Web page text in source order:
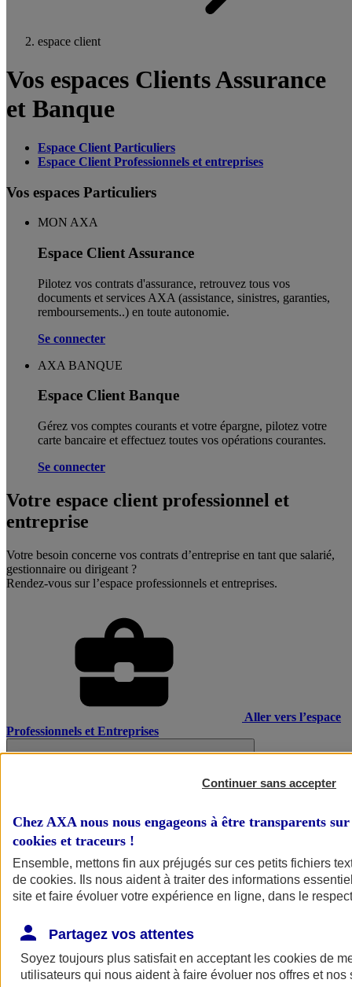
espace client
Vos espaces Clients Assurance
et Banque
Espace Client Particuliers
Espace Client Professionnels et entreprises
Vos espaces Particuliers
MON AXA
Espace Client Assurance
Pilotez vos contrats d'assurance, retrouvez tous vos
documents et services AXA (assistance, sinistres, garanties,
remboursements..) en toute autonomie. ​
Se connecter
AXA BANQUE
Espace Client Banque
Gérez vos comptes courants et votre épargne, pilotez votre
carte bancaire et effectuez toutes vos opérations courantes.
Se connecter
Votre espace client professionnel et
entreprise
Votre besoin concerne vos contrats d’entreprise en tant que salarié,
gestionnaire ou dirigeant ?
Rendez-vous sur l’espace professionnels et entreprises.
Aller vers l’espace
Professionnels et Entreprises
Continuer sans accepter
Chez AXA nous nous engageons à être transparents
cookies et traceurs !
Ensemble, mettons fin aux préjugés sur ces petits fichiers
de cookies. Ils nous aident à traiter des informations
site et faire évoluer votre expérience en ligne, dans le
Partagez vos attentes
Soyez toujours plus satisfait en acceptant les cookies de
utilisateurs qui nous aident à faire évoluer nos offres et nos